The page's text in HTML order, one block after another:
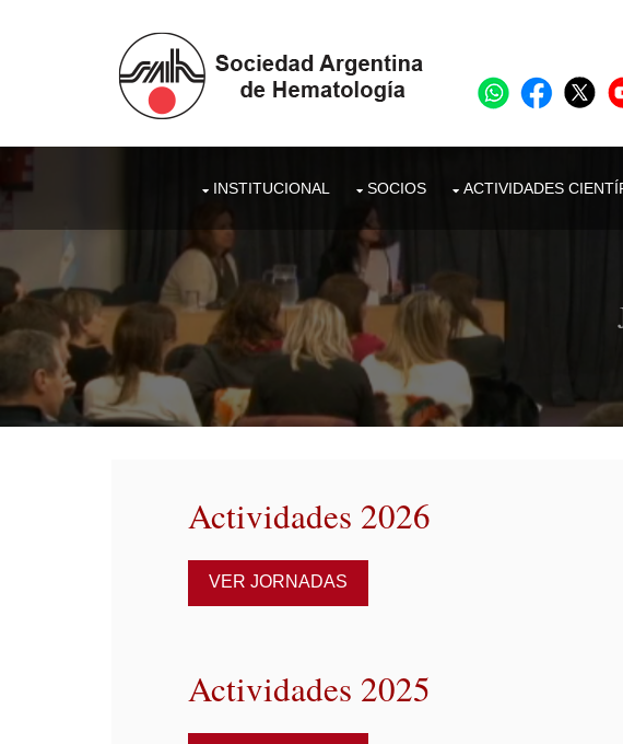
INSTITUCIONAL SOCIOS ACTIVIDADES
Actividades 2026
VER JORNADAS
Actividades 2025